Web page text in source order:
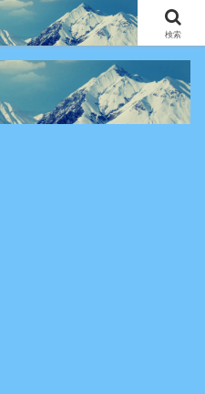
信情報、登場人物や物語の考察を、作
く紹介する専門ブログです。
検索